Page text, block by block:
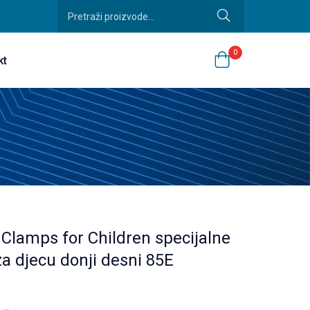
0
for Children specijalne
djecu donji desni 85E